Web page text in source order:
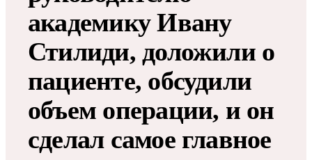
академику Ивану
Стилиди, доложили о
пациенте, обсудили
объем операции, и он
сделал самое главное